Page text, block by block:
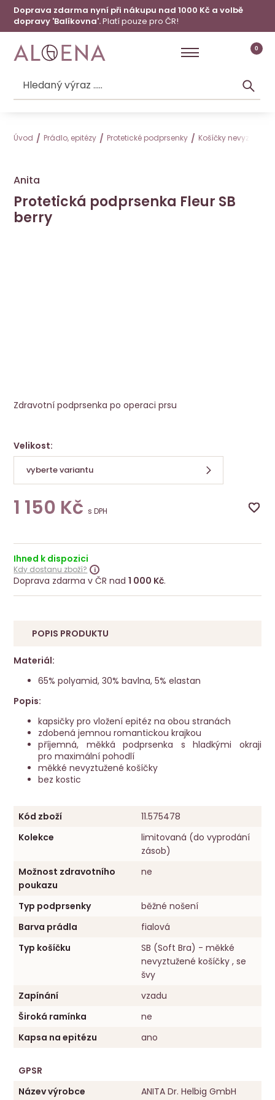
Doprava zdarma nyní při nákupu nad 1000 Kč a volbě
dopravy 'Balíkovna'.Platí pouze pro ČR!
0
Úvod Prádlo, epitézy Protetické podprsenky Košíčky
Anita
Protetická podprsenka Fleur SB
berry
Zdravotní podprsenka po operaci prsu
Velikost:
vyberte variantu
1 150 Kčs DPH
Ihned k dispozici
Kdy dostanu zboží?
Doprava zdarma v ČR nad1 000 Kč.
POPIS PRODUKTU
Materiál:
65% polyamid, 30% bavlna, 5% elastan
Popis:
kapsičky pro vložení epitéz na obou stranách
zdobená jemnou romantickou krajkou
příjemná, měkká podprsenka s hladkými okraji
pro maximální pohodlí
měkké nevyztužené košíčky
bez kostic
Kód zboží
11.575478
Kolekce
limitovaná (do vyprodání
zásob)
Možnost zdravotního
poukazu
ne
Typ podprsenky
běžné nošení
Barva prádla
fialová
Typ košíčku
SB (Soft Bra) - měkké
nevyztužené košíčky , se
švy
Zapínání
vzadu
Široká ramínka
ne
Kapsa na epitézu
ano
GPSR
Název výrobce
ANITA Dr. Helbig GmbH